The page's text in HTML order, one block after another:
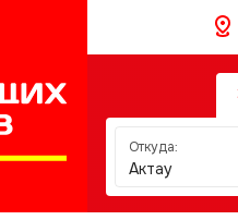
Откуда:
Актау